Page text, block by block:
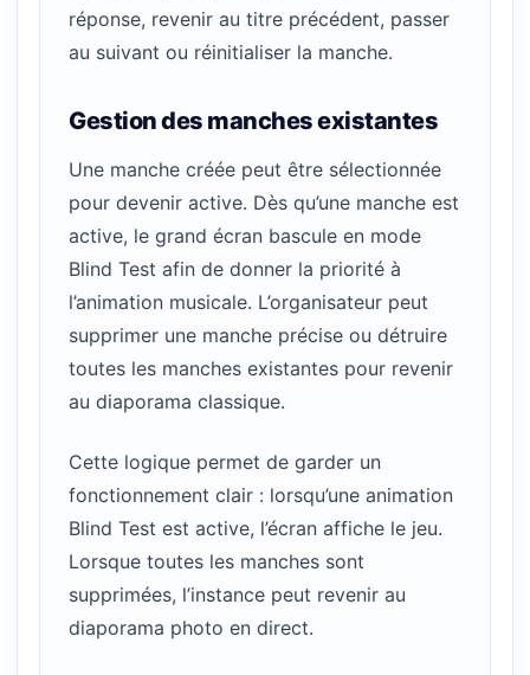
réponse, revenir au titre précédent, passer
au suivant ou réinitialiser la manche.
Gestion des manches existantes
Une manche créée peut être sélectionnée
pour devenir active. Dès qu’une manche est
active, le grand écran bascule en mode
Blind Test afin de donner la priorité à
l’animation musicale. L’organisateur peut
supprimer une manche précise ou détruire
toutes les manches existantes pour revenir
au diaporama classique.
Cette logique permet de garder un
fonctionnement clair : lorsqu’une animation
Blind Test est active, l’écran affiche le jeu.
Lorsque toutes les manches sont
supprimées, l’instance peut revenir au
diaporama photo en direct.